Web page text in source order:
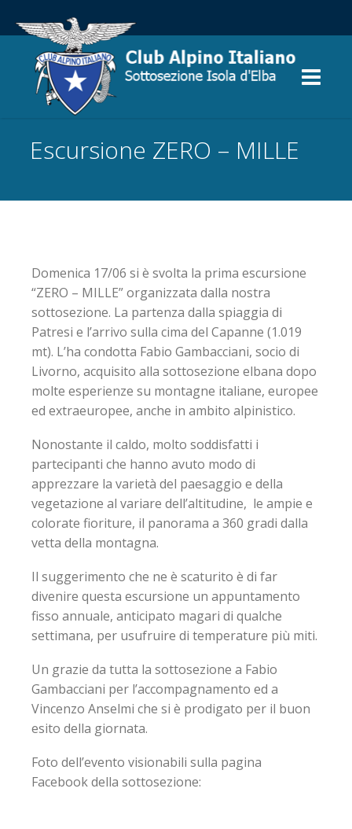
Escursione ZERO – MILLE
Domenica 17/06 si è svolta la prima escursione
“ZERO – MILLE” organizzata dalla nostra
sottosezione. La partenza dalla spiaggia di
Patresi e l’arrivo sulla cima del Capanne (1.019
mt). L’ha condotta Fabio Gambacciani, socio di
Livorno, acquisito alla sottosezione elbana dopo
molte esperienze su montagne italiane, europee
ed extraeuropee, anche in ambito alpinistico.
Nonostante il caldo, molto soddisfatti i
partecipanti che hanno avuto modo di
apprezzare la varietà del paesaggio e della
vegetazione al variare dell’altitudine, le ampie e
colorate fioriture, il panorama a 360 gradi dalla
vetta della montagna.
Il suggerimento che ne è scaturito è di far
divenire questa escursione un appuntamento
fisso annuale, anticipato magari di qualche
settimana, per usufruire di temperature più miti.
Un grazie da tutta la sottosezione a Fabio
Gambacciani per l’accompagnamento ed a
Vincenzo Anselmi che si è prodigato per il buon
esito della giornata.
Foto dell’evento visionabili sulla pagina
Facebook della sottosezione: